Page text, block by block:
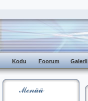
Kodu Foorum Galerii